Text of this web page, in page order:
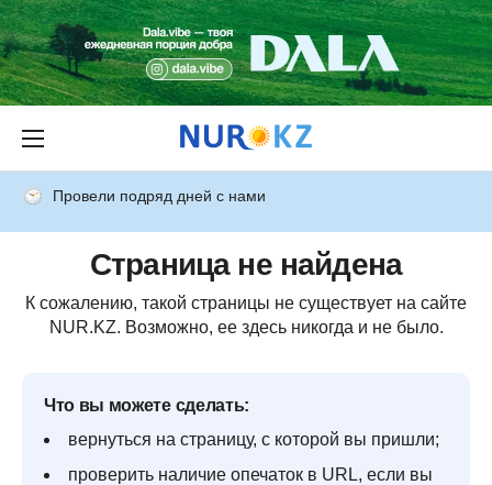
Провели подряд дней с нами
Страница не найдена
К сожалению, такой страницы не существует на сайте
NUR.KZ. Возможно, ее здесь никогда и не было.
Что вы можете сделать:
вернуться на страницу, с которой вы пришли;
проверить наличие опечаток в URL, если вы